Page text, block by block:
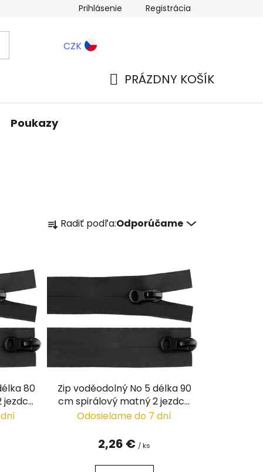
Blog
Prihlásenie Registrácia
CZK
PRÁZDNY KOŠÍK
Poukazy
a
n
d
Radiť podľa:Odporúčame
80
Zip voděodolný No 5 délka 90
cm spirálový matný 2 jezdce
/ dvoucestný
Odosielame do 7 dní
2,26 € / ks